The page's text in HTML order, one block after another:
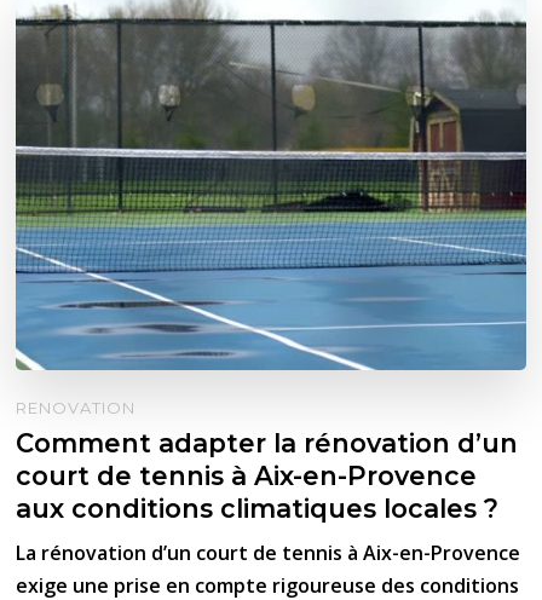
RENOVATION
Comment adapter la rénovation d’un
court de tennis à Aix-en-Provence
aux conditions climatiques locales ?
La rénovation d’un court de tennis à Aix-en-Provence
exige une prise en compte rigoureuse des conditions